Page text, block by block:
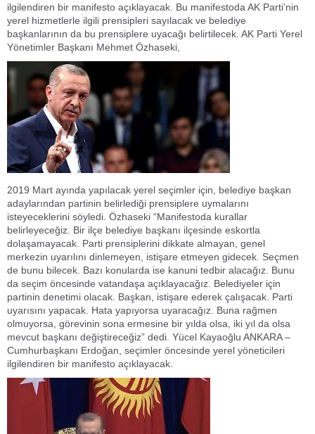
ilgilendiren bir manifesto açıklayacak. Bu manifestoda AK Parti’nin
yerel hizmetlerle ilgili prensipleri sayılacak ve belediye
başkanlarının da bu prensiplere uyacağı belirtilecek. AK Parti Yerel
Yönetimler Başkanı Mehmet Özhaseki,
2019 Mart ayında yapılacak yerel seçimler için, belediye başkan
adaylarından partinin belirlediği prensiplere uymalarını
isteyeceklerini söyledi. Özhaseki “Manifestoda kurallar
belirleyeceğiz. Bir ilçe belediye başkanı ilçesinde eskortla
dolaşamayacak. Parti prensiplerini dikkate almayan, genel
merkezin uyarılını dinlemeyen, istişare etmeyen gidecek. Seçmen
de bunu bilecek. Bazı konularda ise kanuni tedbir alacağız. Bunu
da seçim öncesinde vatandaşa açıklayacağız. Belediyeler için
partinin denetimi olacak. Başkan, istişare ederek çalışacak. Parti
uyarısını yapacak. Hata yapıyorsa uyaracağız. Buna rağmen
olmuyorsa, görevinin sona ermesine bir yılda olsa, iki yıl da olsa
mevcut başkanı değiştireceğiz” dedi. Yücel Kayaoğlu ANKARA –
Cumhurbaşkanı Erdoğan, seçimler öncesinde yerel yöneticileri
ilgilendiren bir manifesto açıklayacak.